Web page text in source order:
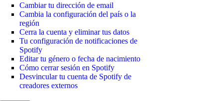
Cambiar tu dirección de email
Cambia la configuración del país o la
región
Cerra la cuenta y eliminar tus datos
Tu configuración de notificaciones de
Spotify
Editar tu género o fecha de nacimiento
Cómo cerrar sesión en Spotify
Desvincular tu cuenta de Spotify de
creadores externos